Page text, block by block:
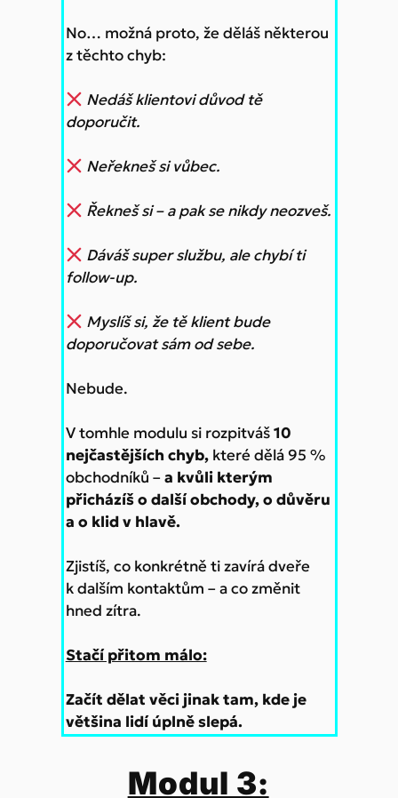
No… možná proto, že děláš některou
z těchto chyb:
Nedáš klientovi důvod tě
doporučit.
Neřekneš si vůbec.
Řekneš si – a pak se nikdy neozveš.
Dáváš super službu, ale chybí ti
follow-up.
Myslíš si, že tě klient bude
doporučovat sám od sebe.
Nebude.
V tomhle modulu si rozpitváš10
nejčastějších chyb,které dělá 95 %
obchodníků –a kvůli kterým
přicházíš o další obchody, o důvěru
a o klid v hlavě.
Zjistíš, co konkrétně ti zavírá dveře
k dalším kontaktům – a co změnit
hned zítra.
Stačí přitom málo:
Začít dělat věci jinak tam, kde je
většina lidí úplně slepá.
Modul 3: